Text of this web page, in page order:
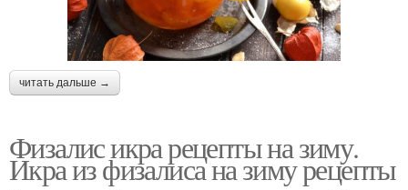
читать дальше →
Физалис икра рецепты на зиму.
Икра из физалиса на зиму рецепты